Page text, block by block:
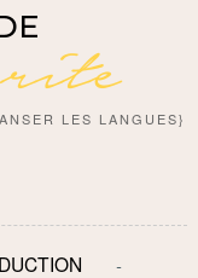
LES LANGUES}